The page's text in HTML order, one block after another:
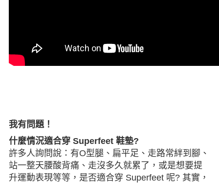
我有問題！
什麼情況適合穿 Superfeet 鞋墊?
許多人詢問說：有O型腿、扁平足、走路常絆到腳、
站一整天腰酸背痛、走沒多久就累了，或是想要提
升運動表現等等，是否適合穿 Superfeet 呢? 其實，